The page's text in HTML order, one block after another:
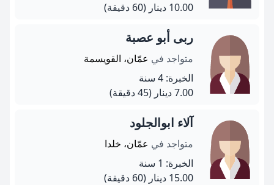
10.00 دينار
(60 دقيقة)
ربى أبو عصبة
متواجد في عمّان، القويسمة
الخبرة: 4 سنة
7.00 دينار
(45 دقيقة)
آلاء ابوالجلود
متواجد في عمّان، خلدا
الخبرة: 1 سنة
15.00 دينار
(60 دقيقة)